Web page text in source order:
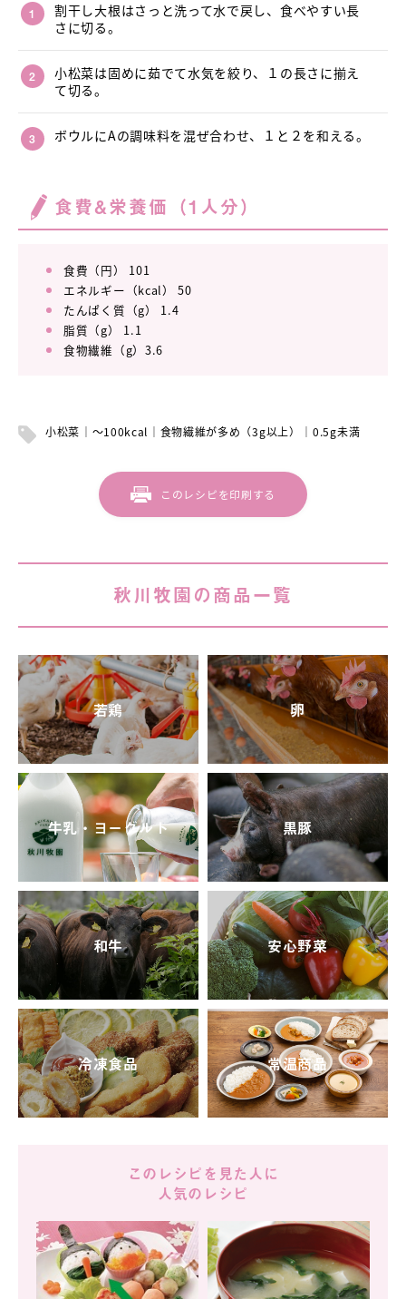
割干し大根はさっと洗って水で戻し、食べやすい長
さに切る。
小松菜は固めに茹でて水気を絞り、１の長さに揃え
て切る。
ボウルにAの調味料を混ぜ合わせ、１と２を和える。
食費&栄養価（1人分）
食費（円） 101
エネルギー（kcal） 50
たんぱく質（g） 1.4
脂質（g） 1.1
食物繊維（g）3.6
小松菜 ～100kcal 食物繊維が多め（3g以上） 0.5g未満
このレシピを印刷する
秋川牧園の商品一覧
若鶏 卵
牛乳・ヨーグルト 黒豚
和牛 安心野菜
冷凍食品 常温商品
このレシピを見た人に
人気のレシピ